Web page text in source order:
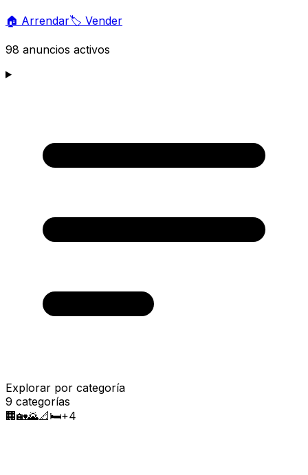
🏠 Arrendar🏷️ Vender
98 anuncios activos
Explorar por categoría
9 categorías
🏢🏡🌄📐🛏️+4